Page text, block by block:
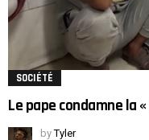
SOCIÉTÉ
Le pape condamne la
by Tyler